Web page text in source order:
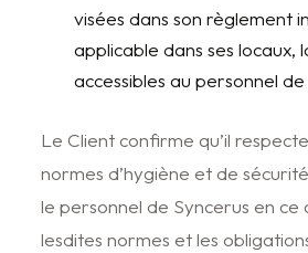
visées dans son règlement
applicable dans ses locaux,
accessibles au personnel
Le Client confirme qu’il
normes d’hygiène et de
le personnel de Syncerus en ce
lesdites normes et les